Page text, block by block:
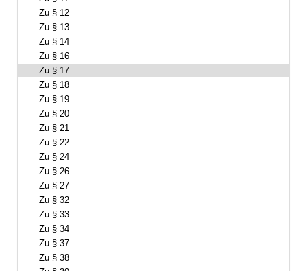
Zu § 12
Zu § 13
Zu § 14
Zu § 16
Zu § 17
Zu § 18
Zu § 19
Zu § 20
Zu § 21
Zu § 22
Zu § 24
Zu § 26
Zu § 27
Zu § 32
Zu § 33
Zu § 34
Zu § 37
Zu § 38